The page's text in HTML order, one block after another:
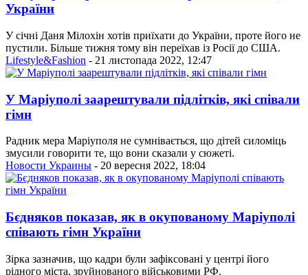
України
У січні Даня Мілохін хотів приїхати до України, проте його не
пустили. Більше тижня тому він переїхав із Росії до США.
Lifestyle&Fashion - 21 листопада 2022, 12:47
У Маріуполі заарештували підлітків, які співали
гімн
Радник мера Маріуполя не сумнівається, що дітей силоміць
змусили говорити те, що вони сказали у сюжеті.
Новости Украины - 20 вересня 2022, 18:04
Бєдняков показав, як в окупованому Маріуполі
співають гімн України
Зірка зазначив, що кадри були зафіксовані у центрі його
рідного міста, зруйнованого військовими РФ.